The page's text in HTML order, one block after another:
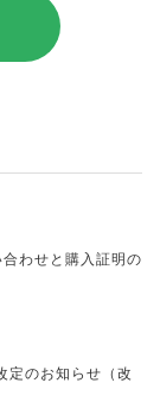
わせと購入証明の
定のお知らせ（改